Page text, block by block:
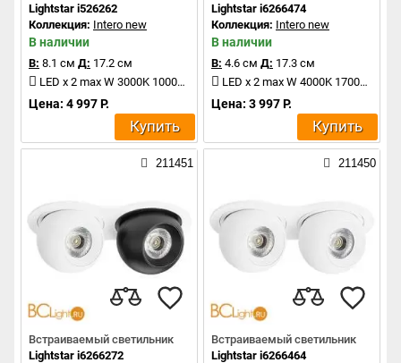
Lightstar i526262
Коллекция: Intero new
В наличии
В: 8.1 см Д: 17.2 см
LED x 2 max W 3000K 1000Lm
Цена: 4 997 Р.
Купить
Lightstar i6266474
Коллекция: Intero new
В наличии
В: 4.6 см Д: 17.3 см
LED x 2 max W 4000K 1700Lm
Цена: 3 997 Р.
Купить
211451
Встраиваемый светильник
Lightstar i6266272
211450
Встраиваемый светильник
Lightstar i6266464